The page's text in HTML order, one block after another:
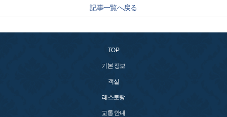
記事一覧へ戻る
TOP
기본 정보
객실
레스토랑
교통 안내